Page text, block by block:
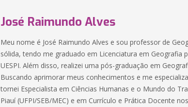
José Raimundo Alves
Meu nome é José Raimundo Alves e sou professor de
sólida, tendo me graduado em Licenciatura em Geografia
UESPI. Além disso, realizei uma pós-graduação em
Buscando aprimorar meus conhecimentos e me
tornei Especialista em Ciências Humanas e o Mundo do
Piauí (UFPI/SEB/MEC) e em Currículo e Prática Docente